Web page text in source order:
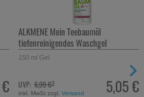
ALKMENE Mein Teebaumöl
tiefenreinigendes Waschgel
150 ml Gel
5,05 €
UVP: 6,99 €³
inkl. MwSt zzgl.Versand